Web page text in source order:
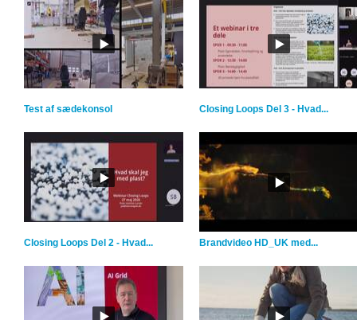
Test af sædekonsol Closing Loops Del 3 - Hvad...
Closing Loops Del 2 - Hvad... Brandvideo HD_UK med...